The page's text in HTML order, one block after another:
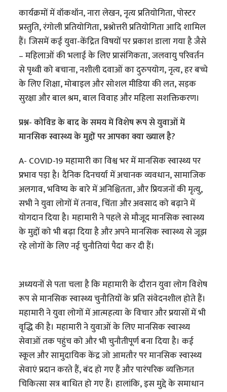
कार्यक्रमों में वॉकथॉन, नारा लेखन, नृत्य प्रतियोगिता, पोस्टर
प्रस्तुति, रंगोली प्रतियोगिता, प्रश्नोत्तरी प्रतियोगिता आदि शामिल
हैं। जिसमें कई युवा-केंद्रित विषयों पर प्रकाश डाला गया है जैसे
– महिलाओं की भलाई के लिए प्रासंगिकता, जलवायु परिवर्तन
से पृथ्वी को बचाना, नशीली दवाओं का दुरुपयोग, नृत्य, हर बच्चे
के लिए शिक्षा, मोबाइल और सोशल मीडिया की लत, सड़क
सुरक्षा और बाल श्रम, बाल विवाह और महिला सशक्तिकरण।
प्रश्न- कोविड के बाद के समय में विशेष रूप से युवाओं में
मानसिक स्वास्थ्य के मुद्दों पर आपका क्या ख्याल है?
A- COVID-19 महामारी का विश्व भर में मानसिक स्वास्थ्य पर
प्रभाव पड़ा है। दैनिक दिनचर्या में अचानक व्यवधान, सामाजिक
अलगाव, भविष्य के बारे में अनिश्चितता, और प्रियजनों की मृत्यु,
सभी ने युवा लोगों में तनाव, चिंता और अवसाद को बढ़ाने में
योगदान दिया है। महामारी ने पहले से मौजूद मानसिक स्वास्थ्य
के मुद्दों को भी बढ़ा दिया है और अपने मानसिक स्वास्थ्य से जूझ
रहे लोगों के लिए नई चुनौतियां पैदा कर दी हैं।
अध्ययनों से पता चला है कि महामारी के दौरान युवा लोग विशेष
रूप से मानसिक स्वास्थ्य चुनौतियों के प्रति संवेदनशील होते हैं।
महामारी ने युवा लोगों में आत्महत्या के विचार और प्रयासों में भी
वृद्धि की है। महामारी ने युवाओं के लिए मानसिक स्वास्थ्य
सेवाओं तक पहुंच को और भी चुनौतीपूर्ण बना दिया है। कई
स्कूल और सामुदायिक केंद्र जो आमतौर पर मानसिक स्वास्थ्य
सेवाएं प्रदान करते हैं, बंद हो गए हैं और पारंपरिक व्यक्तिगत
चिकित्सा सत्र बाधित हो गए हैं। हालांकि, इस मुद्दे के समाधान